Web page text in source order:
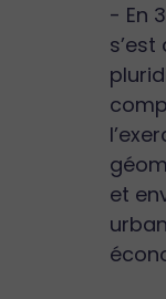
- En
et